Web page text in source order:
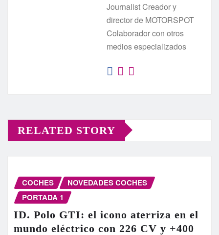
Journalist Creador y
director de MOTORSPOT
Colaborador con otros
medios especializados
RELATED STORY
COCHES
NOVEDADES COCHES
PORTADA 1
ID. Polo GTI: el icono aterriza en el
mundo eléctrico con 226 CV y +400